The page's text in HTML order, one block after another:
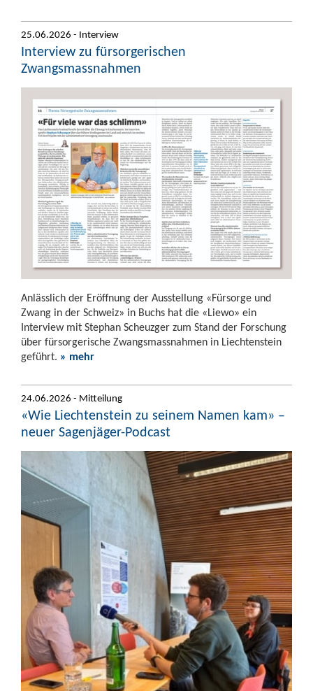
25.06.2026 - Interview
Interview zu fürsorgerischen
Zwangsmassnahmen
Anlässlich der Eröffnung der Ausstellung «Fürsorge und
Zwang in der Schweiz» in Buchs hat die «Liewo» ein
Interview mit Stephan Scheuzger zum Stand der Forschung
über fürsorgerische Zwangsmassnahmen in Liechtenstein
geführt. » mehr
24.06.2026 - Mitteilung
«Wie Liechtenstein zu seinem Namen kam» –
neuer Sagenjäger-Podcast